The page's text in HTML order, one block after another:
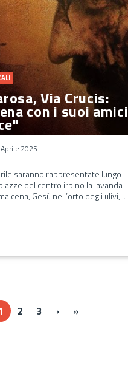
Via Crucis:
con i suoi amici
2025
saranno rappresentate lungo
del centro irpino la lavanda
cena, Gesù nell’orto degli ulivi,...
2 3 ››› »